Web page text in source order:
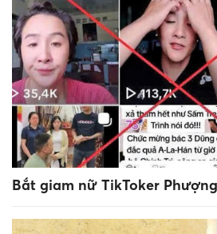
Bắt giam nữ TikToker